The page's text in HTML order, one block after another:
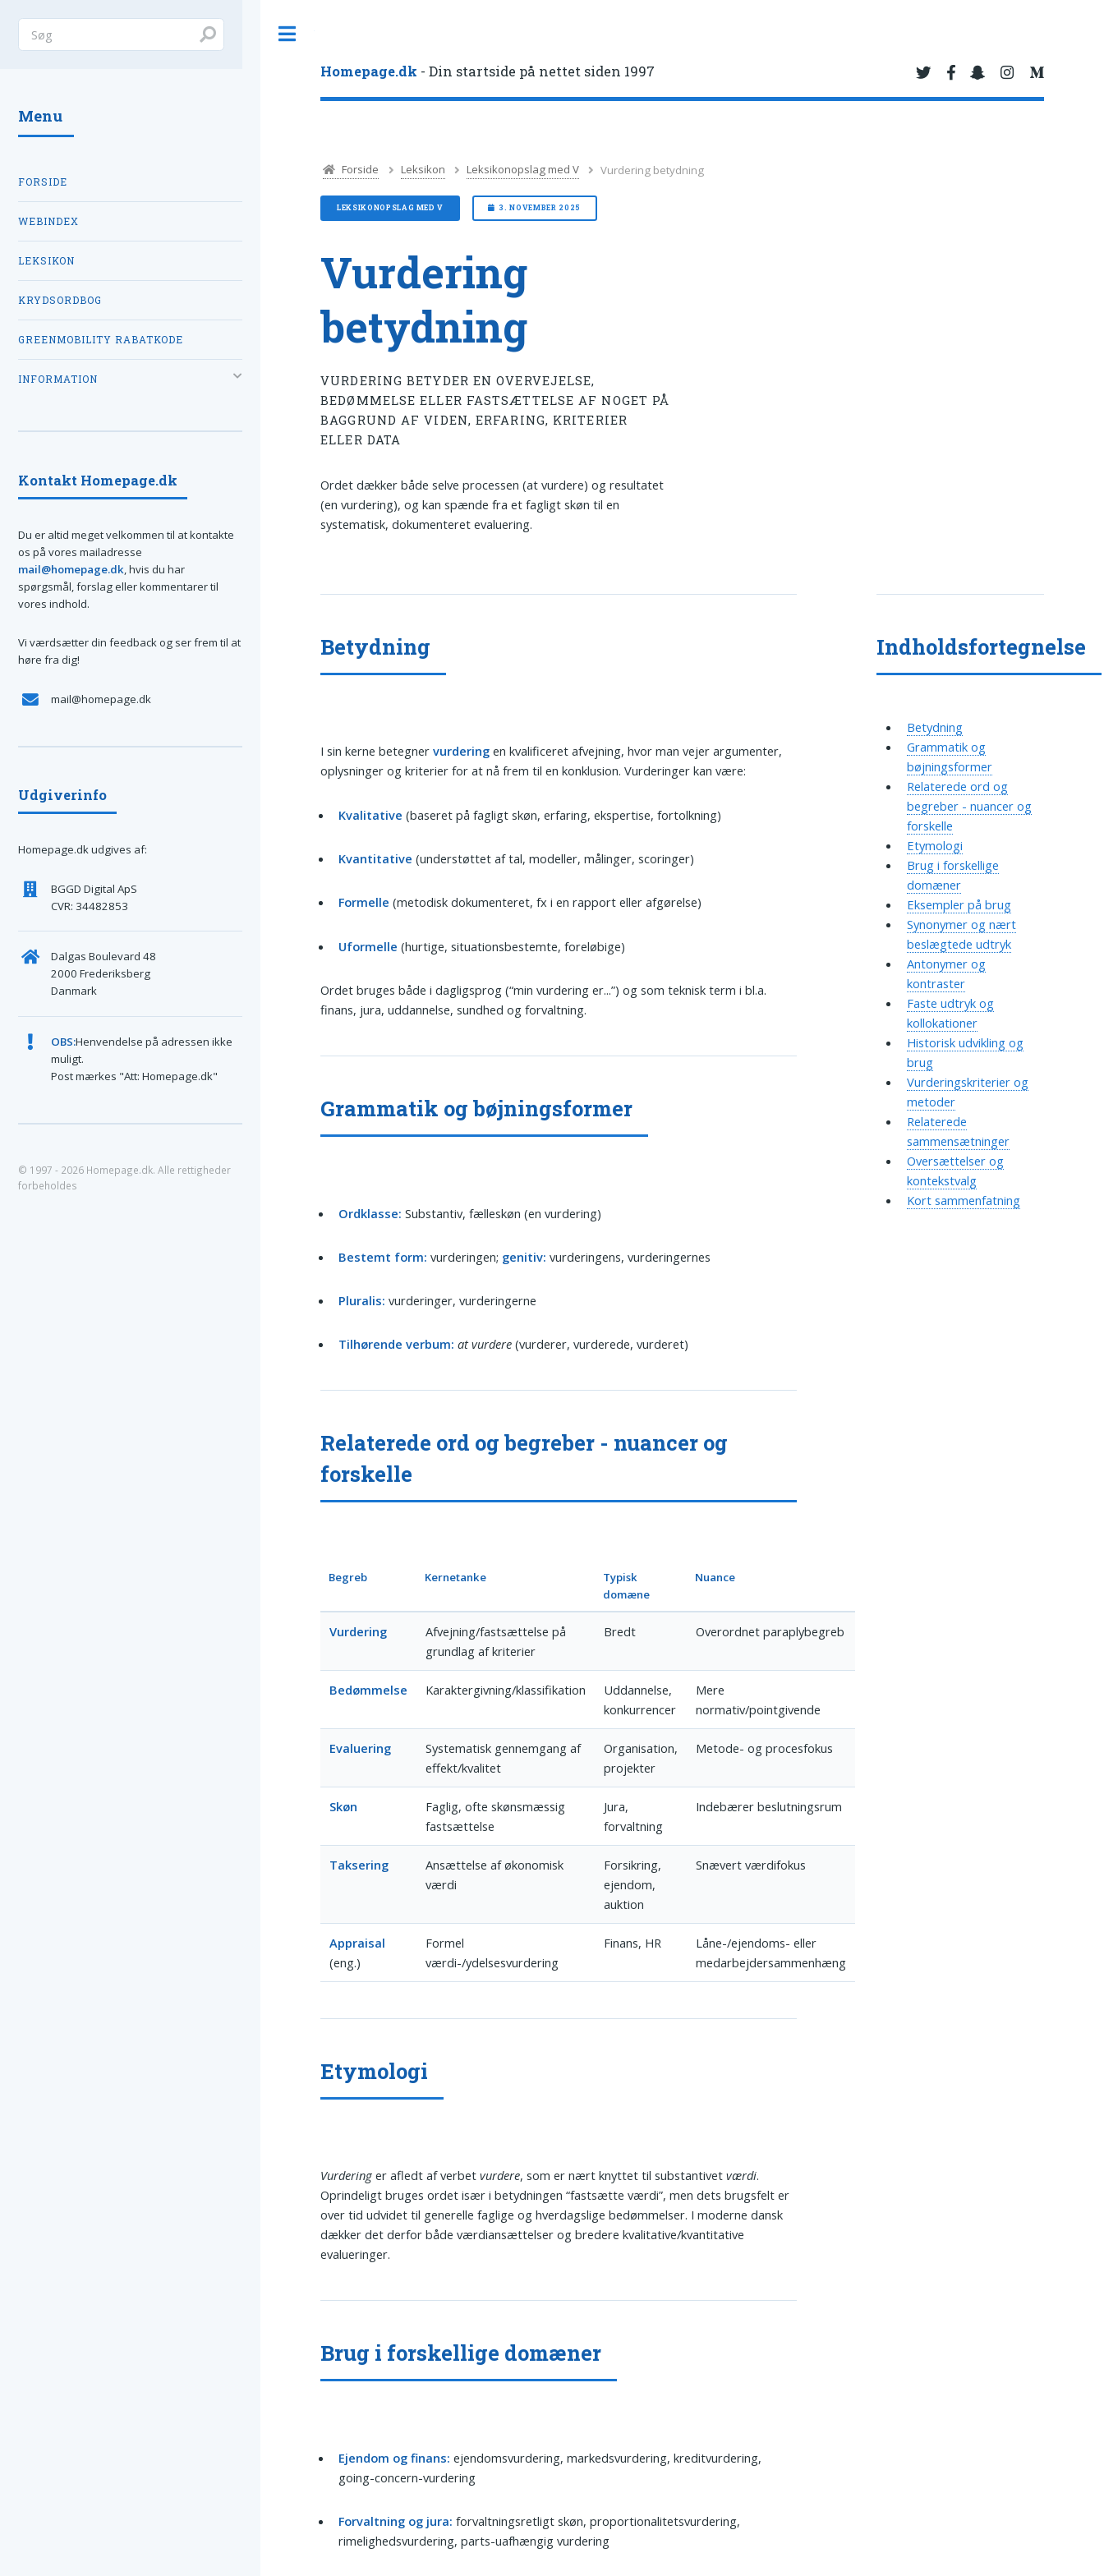
Homepage.dk - Din startside på nettet siden 1997
Forside Leksikon Leksikonopslag med V Vurdering betydning
LEKSIKONOPSLAG MED V 3. NOVEMBER 2025
Vurdering
betydning
VURDERING BETYDER EN OVERVEJELSE,
BEDØMMELSE ELLER FASTSÆTTELSE AF NOGET PÅ
BAGGRUND AF VIDEN, ERFARING, KRITERIER
ELLER DATA
Ordet dækker både selve processen (at vurdere) og resultatet
(en vurdering), og kan spænde fra et fagligt skøn til en
systematisk, dokumenteret evaluering.
Betydning
I sin kerne betegnervurdering en kvalificeret afvejning, hvor man vejer argumenter,
oplysninger og kriterier for at nå frem til en konklusion. Vurderinger kan være:
Kvalitative (baseret på fagligt skøn, erfaring, ekspertise, fortolkning)
Kvantitative (understøttet af tal, modeller, målinger, scoringer)
Formelle (metodisk dokumenteret, fx i en rapport eller afgørelse)
Uformelle (hurtige, situationsbestemte, foreløbige)
Ordet bruges både i dagligsprog (“min vurdering er...”) og som teknisk term i bl.a.
finans, jura, uddannelse, sundhed og forvaltning.
Grammatik og bøjningsformer
Ordklasse: Substantiv, fælleskøn (en vurdering)
Bestemt form: vurderingen; genitiv: vurderingens, vurderingernes
Pluralis: vurderinger, vurderingerne
Tilhørende verbum: at vurdere (vurderer, vurderede, vurderet)
Relaterede ord og begreber - nuancer og
forskelle
Begreb Kernetanke
Typisk
domæne
Nuance
Vurdering
Afvejning/fastsættelse på
grundlag af kriterier
Bredt Overordnet paraplybegreb
Bedømmelse Karaktergivning/klassifikation
Uddannelse,
konkurrencer
Mere
normativ/pointgivende
Evaluering
Systematisk gennemgang af
effekt/kvalitet
Organisation,
projekter
Metode- og procesfokus
Skøn
Faglig, ofte skønsmæssig
fastsættelse
Jura,
forvaltning
Indebærer beslutningsrum
Taksering
Ansættelse af økonomisk
værdi
Forsikring,
ejendom,
auktion
Snævert værdifokus
Appraisal
(eng.)
Formel
værdi-/ydelsesvurdering
Finans, HR
Låne-/ejendoms- eller
medarbejdersammenhæng
Etymologi
Vurdering er afledt af verbetvurdere, som er nært knyttet til substantivetværdi.
Oprindeligt bruges ordet især i betydningen “fastsætte værdi”, men dets brugsfelt er
over tid udvidet til generelle faglige og hverdagslige bedømmelser. I moderne dansk
dækker det derfor både værdiansættelser og bredere kvalitative/kvantitative
evalueringer.
Brug i forskellige domæner
Ejendom og finans: ejendomsvurdering, markedsvurdering, kreditvurdering,
going-concern-vurdering
Forvaltning og jura: forvaltningsretligt skøn, proportionalitetsvurdering,
rimelighedsvurdering, parts-uafhængig vurdering
Indholdsfortegnelse
Betydning
Grammatik og
bøjningsformer
Relaterede ord og
begreber - nuancer og
forskelle
Etymologi
Brug i forskellige
domæner
Eksempler på brug
Synonymer og nært
beslægtede udtryk
Antonymer og
kontraster
Faste udtryk og
kollokationer
Historisk udvikling og
brug
Vurderingskriterier og
metoder
Relaterede
sammensætninger
Oversættelser og
kontekstvalg
Kort sammenfatning
Menu
FORSIDE
WEBINDEX
LEKSIKON
KRYDSORDBOG
GREENMOBILITY RABATKODE
INFORMATION
Kontakt Homepage.dk
Du er altid meget velkommen til at kontakte
os på vores mailadresse
mail@homepage.dk, hvis du har
spørgsmål, forslag eller kommentarer til
vores indhold.
Vi værdsætter din feedback og ser frem til at
høre fra dig!
mail@homepage.dk
Udgiverinfo
Homepage.dk udgives af:
BGGD Digital ApS
CVR: 34482853
Dalgas Boulevard 48
2000 Frederiksberg
Danmark
OBS:Henvendelse på adressen ikke
muligt.
Post mærkes "Att: Homepage.dk"
© 1997 - 2026 Homepage.dk. Alle rettigheder
forbeholdes